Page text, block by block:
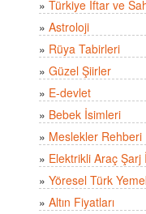
» Türkiye İftar ve
» Astroloji
» Rüya Tabirleri
» Güzel Şiirler
» E-devlet
» Bebek İsimleri
» Meslekler Rehberi
» Elektrikli Araç Şarj
» Yöresel Türk
» Altın Fiyatları